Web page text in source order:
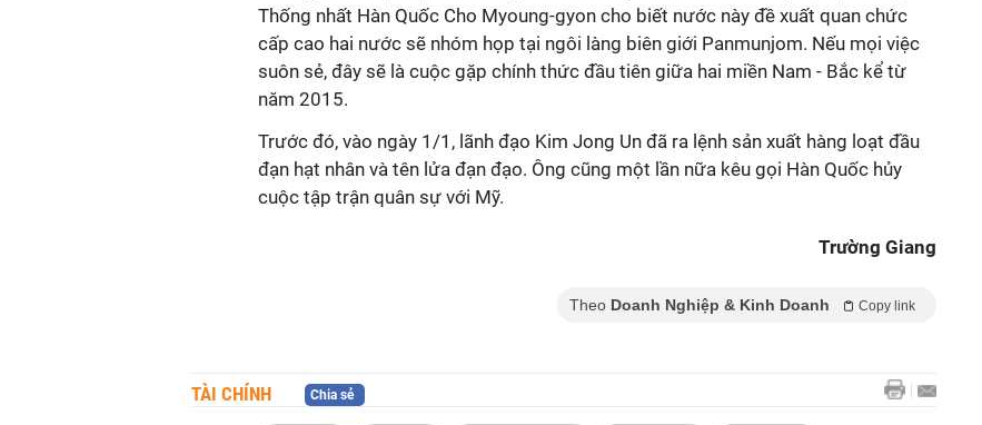
Thống nhất Hàn Quốc Cho Myoung-gyon cho biết nước này đề xuất quan chức
cấp cao hai nước sẽ nhóm họp tại ngôi làng biên giới Panmunjom. Nếu mọi việc
suôn sẻ, đây sẽ là cuộc gặp chính thức đầu tiên giữa hai miền Nam - Bắc kể từ
năm 2015.
Trước đó, vào ngày 1/1, lãnh đạo Kim Jong Un đã ra lệnh sản xuất hàng loạt đầu
đạn hạt nhân và tên lửa đạn đạo. Ông cũng một lần nữa kêu gọi Hàn Quốc hủy
cuộc tập trận quân sự với Mỹ.
Trường Giang
Theo Doanh Nghiệp & Kinh Doanh Copy link
TÀI CHÍNH Chia sẻ